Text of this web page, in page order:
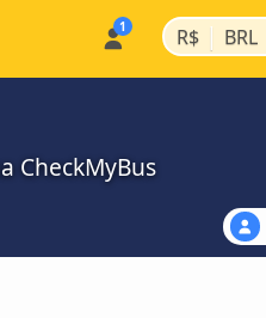
R$ | BRL
CheckMyBus